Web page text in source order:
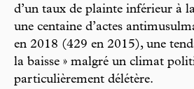
d’un taux de plainte inférieur à
une centaine d’actes
en 2018 (429 en 2015), une
la baisse » malgré un climat
particulièrement délétère.